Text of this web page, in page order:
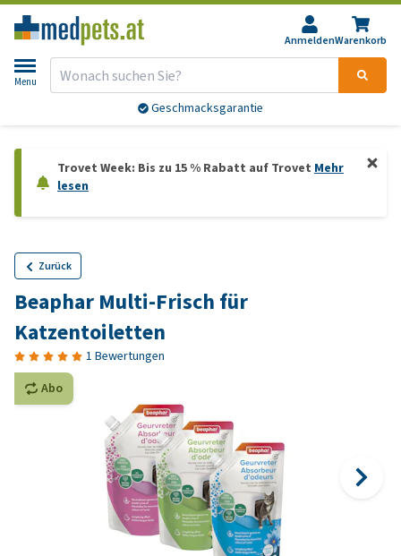
AnmeldenWarenkorb
Menu
Geschmacksgarantie
Trovet Week: Bis zu 15 % Rabatt auf Trovet Mehr
lesen
Zurück
Beaphar Multi-Frisch für
Katzentoiletten
1 Bewertungen
Abo